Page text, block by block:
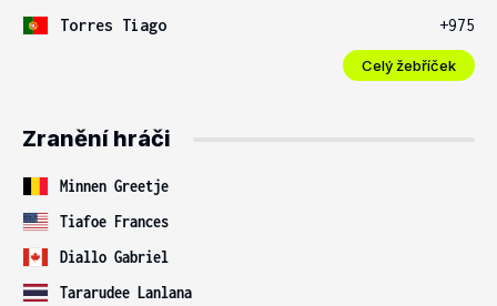
Torres Tiago
+975
Celý žebříček
Zranění hráči
Minnen Greetje
Tiafoe Frances
Diallo Gabriel
Tararudee Lanlana